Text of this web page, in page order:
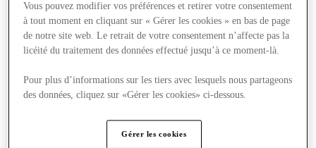
Vous pouvez modifier vos préférences et retirer votre consentement
à tout moment en cliquant sur « Gérer les cookies » en bas de page
de notre site web. Le retrait de votre consentement n’affecte pas la
licéité du traitement des données effectué jusqu’à ce moment-là.
Pour plus d’informations sur les tiers avec lesquels nous partageons
des données, cliquez sur «Gérer les cookies» ci-dessous.
Gérer les cookies